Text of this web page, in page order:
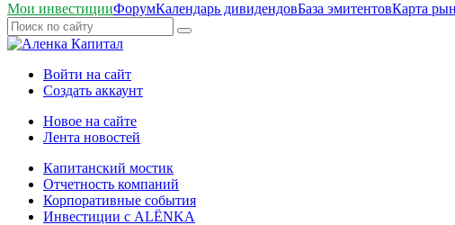
Мои инвестицииФорумКалендарь дивидендовБаза эмитентовКарта
Войти на сайт
Создать аккаунт
Новое на сайте
Лента новостей
Капитанский мостик
Отчетность компаний
Корпоративные события
Инвестиции с ALЁNKA